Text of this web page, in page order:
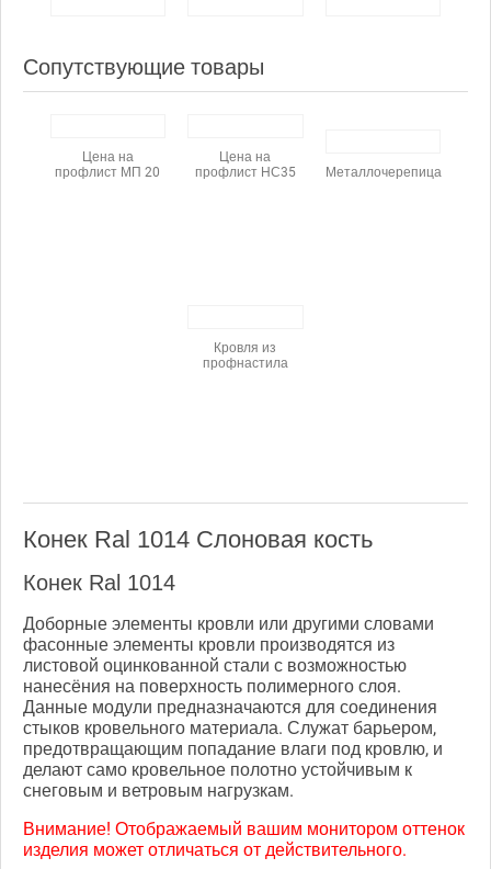
Сопутствующие товары
Цена на
профлист МП 20
Цена на
профлист НС35
Металлочерепица
Кровля из
профнастила
Конек Ral 1014 Слоновая кость
Конек Ral 1014
Доборные элементы кровли или другими словами
фасонные элементы кровли производятся из
листовой оцинкованной стали с возможностью
нанесёния на поверхность полимерного слоя.
Данные модули предназначаются для соединения
стыков кровельного материала. Служат барьером,
предотвращающим попадание влаги под кровлю, и
делают само кровельное полотно устойчивым к
снеговым и ветровым нагрузкам.
Внимание! Отображаемый вашим монитором оттенок
изделия может отличаться от действительного.